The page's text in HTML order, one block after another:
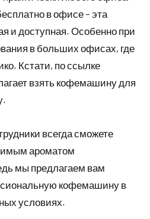
в офисе – эта
и доступная. Особенно при
в больших офисах, где
Кстати, по ссылке
взять кофемашину для
всегда сможете
ароматом
мы предлагаем вам
кофемашину в
условиях.